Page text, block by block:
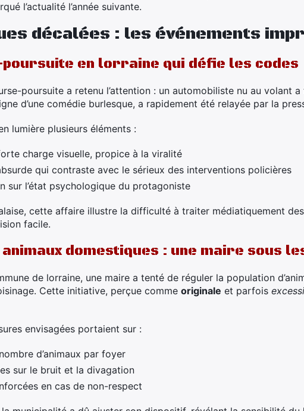
l’actualité l’année suivante.
décalées : les événements
poursuite en lorraine qui défie les codes
poursuite a retenu l’attention : un automobiliste nu au volant
d’une comédie burlesque, a rapidement été relayée par la
lumière plusieurs éléments :
charge visuelle, propice à la viralité
qui contraste avec le sérieux des interventions policières
sur l’état psychologique du protagoniste
cette affaire illustre la difficulté à traiter médiatiquement
facile.
domestiques : une maire sous
de lorraine, une maire a tenté de réguler la population
Cette initiative, perçue comme originale et parfois
envisagées portaient sur :
d’animaux par foyer
sur le bruit et la divagation
en cas de non-respect